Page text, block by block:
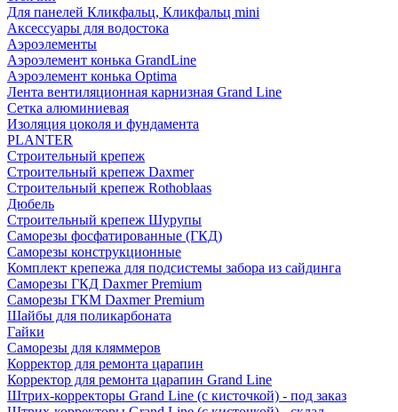
Для панелей Кликфальц, Кликфальц mini
Аксессуары для водостока
Аэроэлементы
Аэроэлемент конька GrandLine
Аэроэлемент конька Optima
Лента вентиляционная карнизная Grand Line
Сетка алюминиевая
Изоляция цоколя и фундамента
PLANTER
Строительный крепеж
Строительный крепеж Daxmer
Строительный крепеж Rothoblaas
Дюбель
Строительный крепеж Шурупы
Саморeзы фосфатированные (ГКД)
Саморезы конструкционные
Комплект крепежа для подсистемы забора из сайдинга
Саморезы ГКД Daxmer Premium
Саморезы ГКМ Daxmer Premium
Шайбы для поликарбоната
Гайки
Саморезы для кляммеров
Корректор для ремонта царапин
Корректор для ремонта царапин Grand Line
Штрих-корректоры Grand Line (с кисточкой) - под заказ